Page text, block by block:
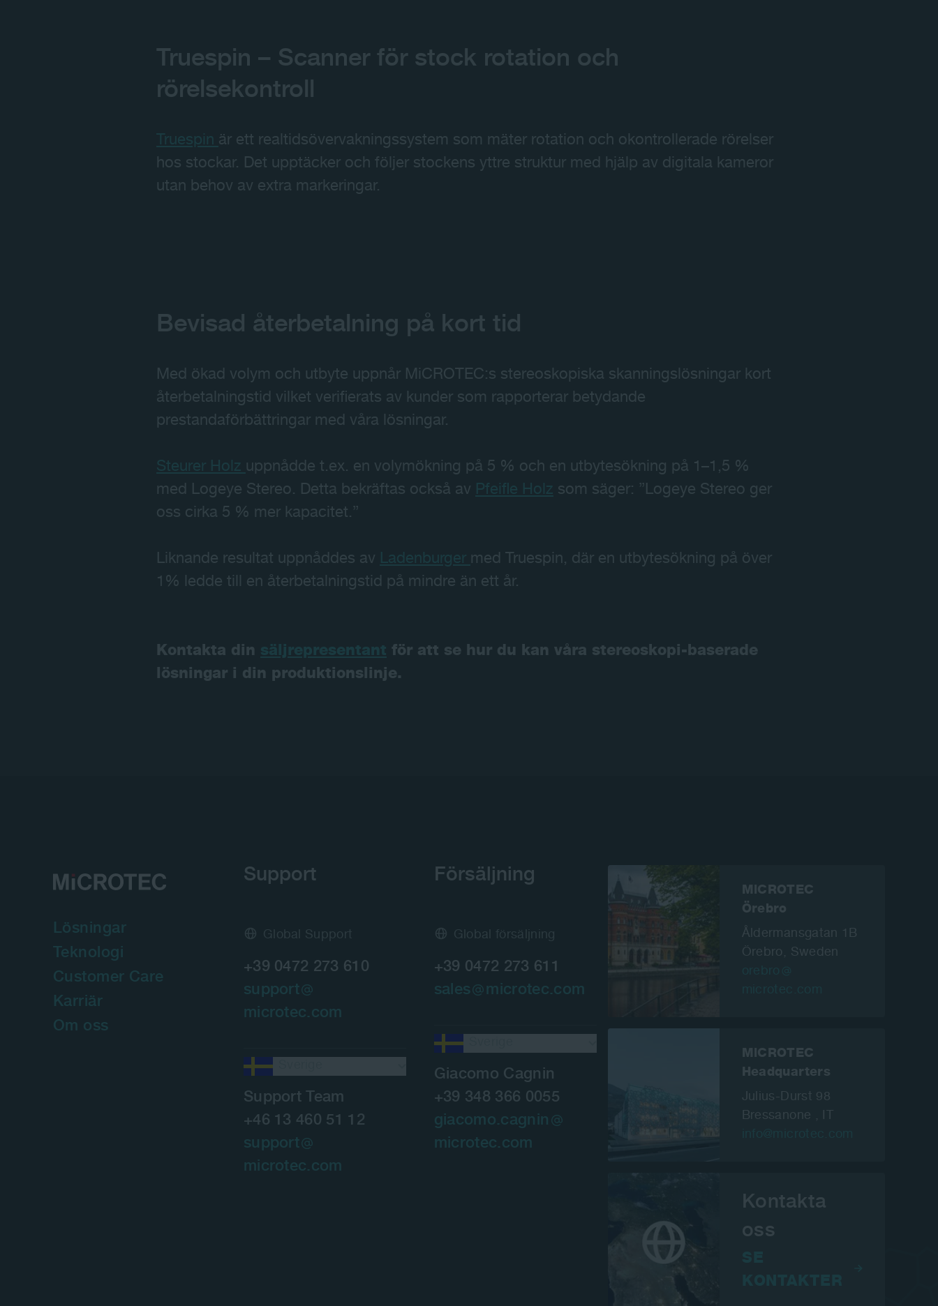
Truespin – Scanner för stock rotation och
rörelsekontroll
är ett realtidsövervakningssystem som mäter rotation och okontrollerade rörelser
hos stockar. Det upptäcker och följer stockens yttre struktur med hjälp av digitala kameror
utan behov av extra markeringar.
Bevisad återbetalning på kort tid
Med ökad volym och utbyte uppnår MiCROTEC:s stereoskopiska skanningslösningar kort
återbetalningstid vilket verifierats av kunder som rapporterar betydande
prestandaförbättringar med våra lösningar.
uppnådde t.ex. en volymökning på 5 % och en utbytesökning på 1–1,5 %
med Logeye Stereo. Detta bekräftas också av
som säger: ”Logeye Stereo ger
oss cirka 5 % mer kapacitet.”
Liknande resultat uppnåddes av
med Truespin, där en utbytesökning på över
1% ledde till en återbetalningstid på mindre än ett år.
Kontakta din
för att se hur du kan våra stereoskopi-baserade
lösningar i din produktionslinje.
Lösningar
Teknologi
Customer Care
Karriär
Om oss
Support
Global Support
+39 0472 273 610
support
microtec.com
Support Team
+46 13 460 51 12
support
microtec.com
Försäljning
Global försäljning
+39 0472 273 611
sales
microtec.com
Giacomo Cagnin
+39 348 366 0055
giacomo.cagnin
microtec.com
MiCROTEC
Örebro
Åldermansgatan 1B
Örebro, Sweden
MiCROTEC
Headquarters
Julius-Durst 98
Bressanone , IT
Kontakta
oss